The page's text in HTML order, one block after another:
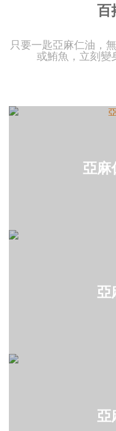
百
只要一匙亞麻仁油，
或鮪魚，立刻變
亞麻
亞
亞